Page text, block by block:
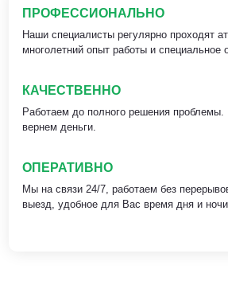
ПРОФЕССИОНАЛЬНО
Наши специалисты регулярно проходят
многолетний опыт работы и специальное
КАЧЕСТВЕННО
Работаем до полного решения
вернем деньги.
ОПЕРАТИВНО
Мы на связи 24/7, работаем без
выезд, удобное для Вас время дня и